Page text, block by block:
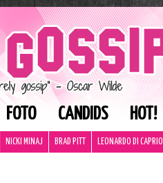
FOTO CANDIDS HOT!
NICKI MINAJ BRAD PITT LEONARDO DI CAPRIO